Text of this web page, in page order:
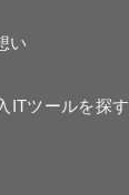
い
ITツールを探す